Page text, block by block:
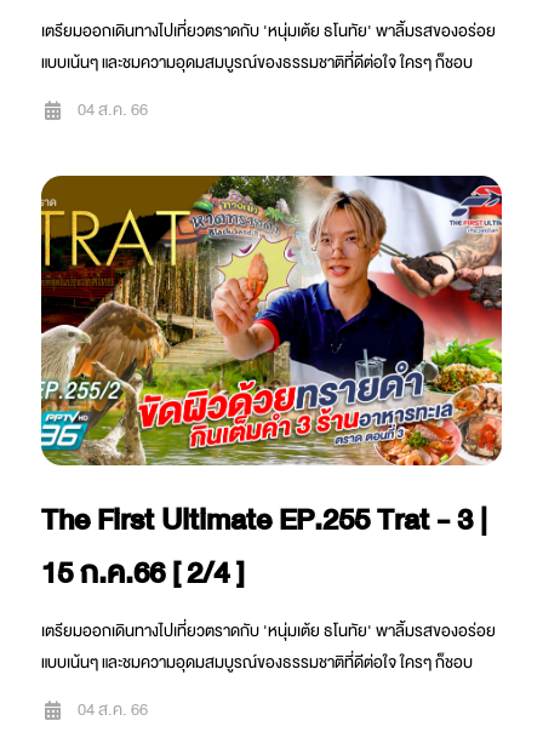
เตรียมออกเดินทางไปเที่ยวตราดกับ 'หนุ่มเต้ย ธโนทัย' พาลิ้มรสของอร่อย
แบบเน้นๆ และชมความอุดมสมบูรณ์ของธรรมชาติที่ดีต่อใจ ใครๆ ก็ชอบ
04 ส.ค. 66
The First Ultimate EP.255 Trat - 3 |
15 ก.ค.66 [ 2/4 ]
เตรียมออกเดินทางไปเที่ยวตราดกับ 'หนุ่มเต้ย ธโนทัย' พาลิ้มรสของอร่อย
แบบเน้นๆ และชมความอุดมสมบูรณ์ของธรรมชาติที่ดีต่อใจ ใครๆ ก็ชอบ
04 ส.ค. 66